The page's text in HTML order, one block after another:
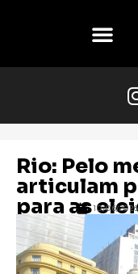
Rio: Pelo
articulam
para as10/06/2026